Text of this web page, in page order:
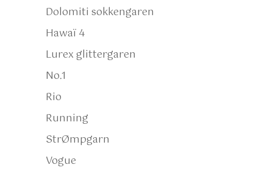
Dolomiti sokkengaren
Hawaï 4
Lurex glittergaren
No.1
Rio
Running
StrØmpgarn
Vogue